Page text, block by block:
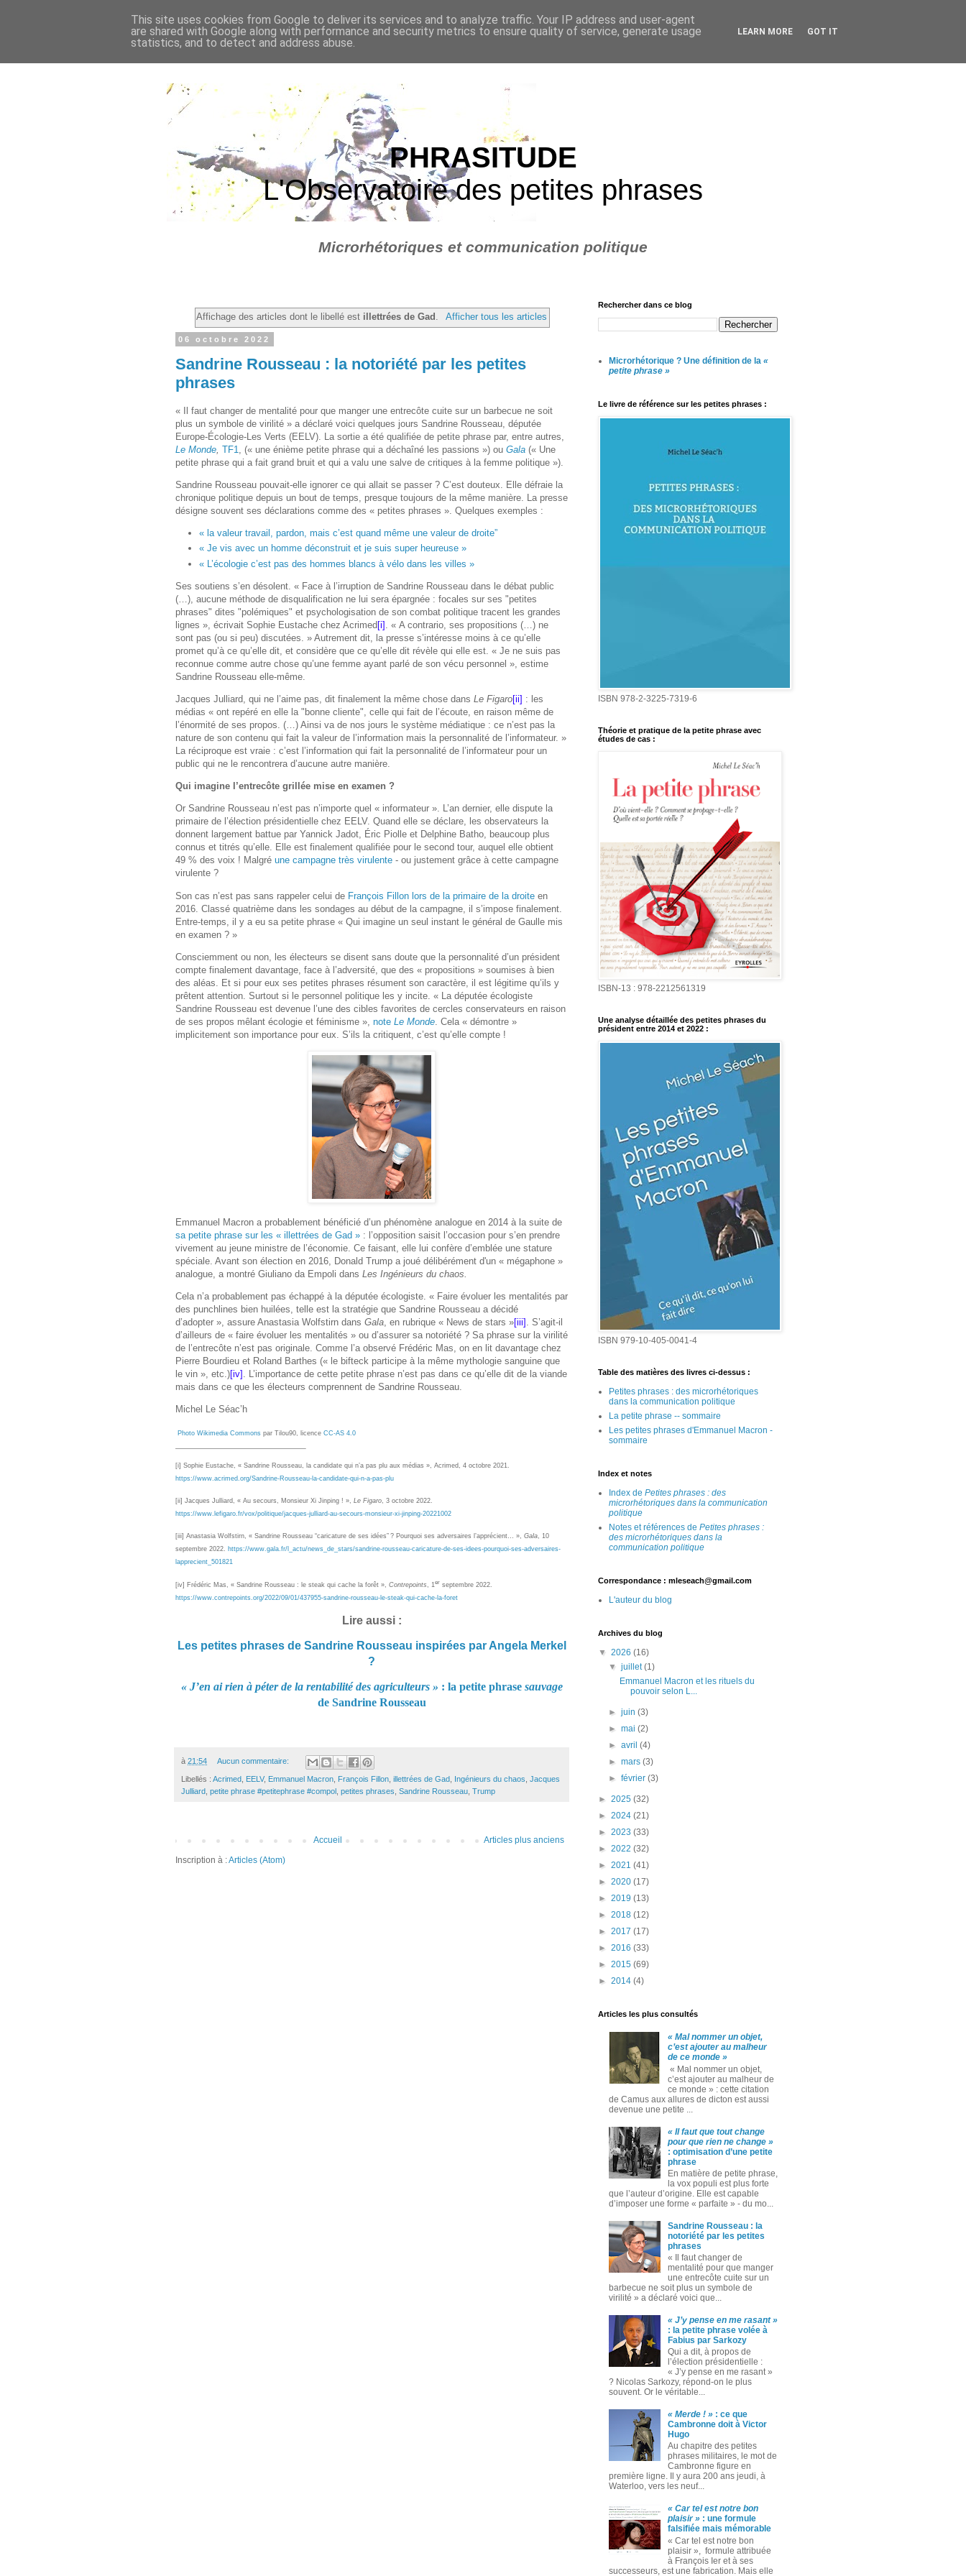
PHRASITUDE
L'Observatoire des petites phrases
Microrhétoriques et communication politique
Affichage des articles dont le libellé est illettrées de Gad Afficher tous les articles
06 octobre 2022
Sandrine Rousseau : la notoriété par les petites
phrases
« Il faut changer de mentalité pour que manger une entrecôte cuite sur un barbecue ne soit
plus un symbole de virilité » a déclaré voici quelques jours Sandrine Rousseau, députée
Europe-Écologie-Les Verts (EELV). La sortie a été qualifiée de petite phrase par, entre autres,
Le Monde TF1 , (« une énième petite phrase qui a déchaîné les passions ») ou Gala (« Une
petite phrase qui a fait grand bruit et qui a valu une salve de critiques à la femme politique »).
Sandrine Rousseau pouvait-elle ignorer ce qui allait se passer ? C’est douteux. Elle défraie la
chronique politique depuis un bout de temps, presque toujours de la même manière. La presse
désigne souvent ses déclarations comme des « petites phrases ». Quelques exemples :
« la valeur travail, pardon, mais c’est quand même une valeur de droite”
« Je vis avec un homme déconstruit et je suis super heureuse »
« L’écologie c’est pas des hommes blancs à vélo dans les villes »
Ses soutiens s’en désolent. « Face à l’irruption de Sandrine Rousseau dans le débat public
(…), aucune méthode de disqualification ne lui sera épargnée : focales sur ses "petites
phrases" dites "polémiques" et psychologisation de son combat politique tracent les grandes
lignes », écrivait Sophie Eustache chez Acrimed [i]
. « A contrario, ses propositions (…) ne
sont pas (ou si peu) discutées. » Autrement dit, la presse s’intéresse moins à ce qu’elle
promet qu’à ce qu’elle dit, et considère que ce qu’elle dit révèle qui elle est. « Je ne suis pas
reconnue comme autre chose qu’une femme ayant parlé de son vécu personnel », estime
Sandrine Rousseau elle-même.
Jacques Julliard, qui ne l’aime pas, dit finalement la même chose dans Le Figaro[ii] : les
médias « ont repéré en elle la "bonne cliente", celle qui fait de l’écoute, en raison même de
l’énormité de ses propos. (…) Ainsi va de nos jours le système médiatique : ce n’est pas la
nature de son contenu qui fait la valeur de l’information mais la personnalité de l’informateur. »
La réciproque est vraie : c’est l’information qui fait la personnalité de l’informateur pour un
public qui ne le rencontrera d’aucune autre manière.
Qui imagine l’entrecôte grillée mise en examen ?
Or Sandrine Rousseau n’est pas n’importe quel « informateur ». L’an dernier, elle dispute la
primaire de l’élection présidentielle chez EELV. Quand elle se déclare, les observateurs la
donnent largement battue par Yannick Jadot, Éric Piolle et Delphine Batho, beaucoup plus
connus et titrés qu’elle. Elle est finalement qualifiée pour le second tour, auquel elle obtient
49 % des voix ! Malgré une campagne très virulente ‑ ou justement grâce à cette campagne
virulente ?
Son cas n’est pas sans rappeler celui de François Fillon lors de la primaire de la droite en
2016. Classé quatrième dans les sondages au début de la campagne, il s’impose finalement.
Entre-temps, il y a eu sa petite phrase « Qui imagine un seul instant le général de Gaulle mis
en examen ? »
Consciemment ou non, les électeurs se disent sans doute que la personnalité d’un président
compte finalement davantage, face à l’adversité, que des « propositions » soumises à bien
des aléas. Et si pour eux ses petites phrases résument son caractère, il est légitime qu’ils y
prêtent attention. Surtout si le personnel politique les y incite. « La députée écologiste
Sandrine Rousseau est devenue l’une des cibles favorites de cercles conservateurs en raison
de ses propos mêlant écologie et féminisme », note Le Monde . Cela « démontre »
implicitement son importance pour eux. S’ils la critiquent, c’est qu’elle compte !
Emmanuel Macron a probablement bénéficié d’un phénomène analogue en 2014 à la suite de
sa petite phrase sur les « illettrées de Gad » : l’opposition saisit l’occasion pour s’en prendre
vivement au jeune ministre de l’économie. Ce faisant, elle lui confère d’emblée une stature
spéciale. Avant son élection en 2016, Donald Trump a joué délibérément d'un « mégaphone »
analogue, a montré Giuliano da Empoli dans Les Ingénieurs du chaos.
Cela n’a probablement pas échappé à la députée écologiste. « Faire évoluer les mentalités par
des punchlines bien huilées, telle est la stratégie que Sandrine Rousseau a décidé
d’adopter », assure Anastasia Wolfstirn dans Gala, en rubrique « News de stars »[iii] . S’agit-il
d’ailleurs de « faire évoluer les mentalités » ou d’assurer sa notoriété ? Sa phrase sur la virilité
de l’entrecôte n’est pas originale. Comme l’a observé Frédéric Mas, on en lit davantage chez
Pierre Bourdieu et Roland Barthes (« le bifteck participe à la même mythologie sanguine que
le vin », etc.)[iv] . L’importance de cette petite phrase n’est pas dans ce qu’elle dit de la viande
mais dans ce que les électeurs comprennent de Sandrine Rousseau.
Michel Le Séac’h
Photo Wikimedia Commons par Tilou90, licence CC-AS 4.0
[i] Sophie Eustache, « Sandrine Rousseau, la candidate qui n’a pas plu aux médias », Acrimed, 4 octobre 2021.
https://www.acrimed.org/Sandrine-Rousseau-la-candidate-qui-n-a-pas-plu
[ii] Jacques Julliard, « Au secours, Monsieur Xi Jinping ! », Le Figaro, 3 octobre 2022.
https://www.lefigaro.fr/vox/politique/jacques-julliard-au-secours-monsieur-xi-jinping-20221002
[iii] Anastasia Wolfstirn, « Sandrine Rousseau “caricature de ses idées” ? Pourquoi ses adversaires l’apprécient… », Gala, 10
septembre 2022. https://www.gala.fr/l_actu/news_de_stars/sandrine-rousseau-caricature-de-ses-idees-pourquoi-ses-adversaires-
lapprecient_501821
[iv] Frédéric Mas, « Sandrine Rousseau : le steak qui cache la forêt », Contrepoints , 1 er septembre 2022.
https://www.contrepoints.org/2022/09/01/437955-sandrine-rousseau-le-steak-qui-cache-la-foret
Lire aussi :
Les petites phrases de Sandrine Rousseau inspirées par Angela Merkel
?
« J’en ai rien à péter de la rentabilité des agriculteurs » : la petite phrase sauvage
de Sandrine Rousseau
à 21:54 Aucun commentaire:
Libellés : Acrimed EELV, Emmanuel Macron François Fillon illettrées de Gad Ingénieurs du chaos Jacques
Julliard petite phrase #petitephrase #compol petites phrases Sandrine Rousseau Trump
Articles plus anciens
Accueil
Inscription à :Articles (Atom)
Rechercher dans ce blog
Microrhétorique ? Une définition de la «
petite phrase »
Le livre de référence sur les petites phrases :
ISBN 978-2-3225-7319-6
Théorie et pratique de la petite phrase avec
études de cas :
ISBN-13 : 978-2212561319
Une analyse détaillée des petites phrases du
président entre 2014 et 2022 :
ISBN 979-10-405-0041-4
Table des matières des livres ci-dessus :
Petites phrases : des microrhétoriques
dans la communication politique
La petite phrase -- sommaire
Les petites phrases d'Emmanuel Macron -
sommaire
Index et notes
Index de Petites phrases : des
microrhétoriques dans la communication
politique
Notes et références de Petites phrases :
des microrhétoriques dans la
communication politique
Correspondance : mleseach@gmail.com
L'auteur du blog
Archives du blog
▼ 2026 (16)
▼juillet(1)
Emmanuel Macron et les rituels du
pouvoir selon L...
►juin(3)
►mai(2)
►avril(4)
►mars(3)
►février(3)
► 2025 (32)
► 2024 (21)
► 2023 (33)
► 2022 (32)
► 2021 (41)
► 2020 (17)
► 2019 (13)
► 2018 (12)
► 2017 (17)
► 2016 (33)
► 2015 (69)
► 2014 (4)
Articles les plus consultés
« Mal nommer un objet,
c’est ajouter au malheur
de ce monde »
« Mal nommer un objet,
c’est ajouter au malheur de
ce monde » : cette citation
de Camus aux allures de dicton est aussi
devenue une petite ...
« Il faut que tout change
pour que rien ne change »
: optimisation d’une petite
phrase
En matière de petite phrase,
la vox populi est plus forte
que l’auteur d’origine. Elle est capable
d’imposer une forme « parfaite » ‑ du mo...
Sandrine Rousseau : la
notoriété par les petites
phrases
« Il faut changer de
mentalité pour que manger
une entrecôte cuite sur un
barbecue ne soit plus un symbole de
virilité » a déclaré voici que...
« J’y pense en me rasant »
: la petite phrase volée à
Fabius par Sarkozy
Qui a dit, à propos de
l’élection présidentielle :
« J’y pense en me rasant »
? Nicolas Sarkozy, répond-on le plus
souvent. Or le véritable...
« Merde ! »: ce que
Cambronne doit à Victor
Hugo
Au chapitre des petites
phrases militaires, le mot de
Cambronne figure en
première ligne. Il y aura 200 ans jeudi, à
Waterloo, vers les neuf...
« Car tel est notre bon
plaisir »: une formule
falsifiée mais mémorable
« Car tel est notre bon
plaisir », formule attribuée
à François Ier et à ses
successeurs, est une fabrication. Mais elle
This site uses cookies from Google to deliver its services and to analyze traffic. Your IP address and user-agent
are shared with Google along with performance and security metrics to ensure quality of service, generate usage
statistics, and to detect and address abuse.
LEARN MORE GOT IT